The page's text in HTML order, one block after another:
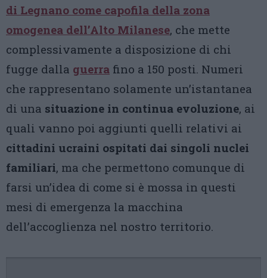
di Legnano come capofila della zona
omogenea dell’Alto Milanese, che mette
complessivamente a disposizione di chi
fugge dalla guerra fino a 150 posti. Numeri
che rappresentano solamente un’istantanea
di una situazione in continua evoluzione, ai
quali vanno poi aggiunti quelli relativi ai
cittadini ucraini ospitati dai singoli nuclei
familiari, ma che permettono comunque di
farsi un’idea di come si è mossa in questi
mesi di emergenza la macchina
dell’accoglienza nel nostro territorio.